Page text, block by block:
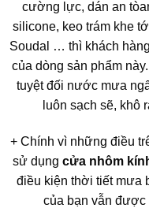
cường lực, dán an
silicone, keo trám khe
Soudal … thì khách
của dòng sản phẩm
tuyệt đối nước mưa
luôn sạch sẽ, khô
+ Chính vì những điều
sử dụng cửa nhôm
điều kiện thời tiết mưa
của bạn vẫn được